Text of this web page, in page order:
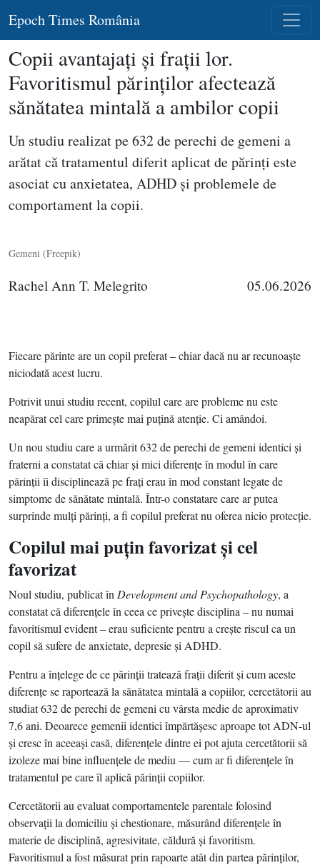
Epoch Times România
Copii avantajaţi şi fraţii lor.
Favoritismul părinţilor afectează
sănătatea mintală a ambilor copii
Un studiu realizat pe 632 de perechi de gemeni a
arătat că tratamentul diferit aplicat de părinţi este
asociat cu anxietatea, ADHD şi problemele de
comportament la copii.
Gemeni (Freepik)
Rachel Ann T. Melegrito 05.06.2026
Fiecare părinte are un copil preferat – chiar dacă nu ar recunoaşte
niciodată acest lucru.
Potrivit unui studiu recent, copilul care are probleme nu este
neapărat cel care primeşte mai puţină atenţie. Ci amândoi.
Un nou studiu care a urmărit 632 de perechi de gemeni identici şi
fraterni a constatat că chiar şi mici diferenţe în modul în care
părinţii îi disciplinează pe fraţi erau în mod constant legate de
simptome de sănătate mintală. Într-o constatare care ar putea
surprinde mulţi părinţi, a fi copilul preferat nu oferea nicio protecţie.
Copilul mai puţin favorizat şi cel
favorizat
Noul studiu, publicat în Development and Psychopathology, a
constatat că diferenţele în ceea ce priveşte disciplina – nu numai
favoritismul evident – erau suficiente pentru a creşte riscul ca un
copil să sufere de anxietate, depresie şi ADHD.
Pentru a înţelege de ce părinţii tratează fraţii diferit şi cum aceste
diferenţe se raportează la sănătatea mintală a copiilor, cercetătorii au
studiat 632 de perechi de gemeni cu vârsta medie de aproximativ
7,6 ani. Deoarece gemenii identici împărtăşesc aproape tot ADN-ul
şi cresc în aceeaşi casă, diferenţele dintre ei pot ajuta cercetătorii să
izoleze mai bine influenţele de mediu — cum ar fi diferenţele în
tratamentul pe care îl aplică părinţii copiilor.
Cercetătorii au evaluat comportamentele parentale folosind
observaţii la domiciliu şi chestionare, măsurând diferenţele în
materie de disciplină, agresivitate, căldură şi favoritism.
Favoritismul a fost măsurat prin rapoarte atât din partea părinţilor,